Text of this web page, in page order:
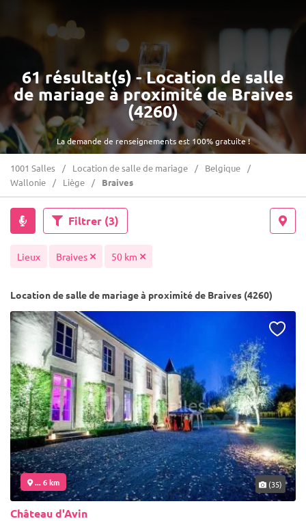
La demande de renseignements est 100% gratuite !
61 résultat(s) - Location de salle
de mariage à proximité de Braives
(4260)
1001 Salles Location de salle de mariage
Belgique
Wallonie
Liège Braives
Filtrer (3)
Lieux Braives 50 km
Location de salle de mariage à proximité de Braives (4260)
... 6 km (35)
Château d'Avin